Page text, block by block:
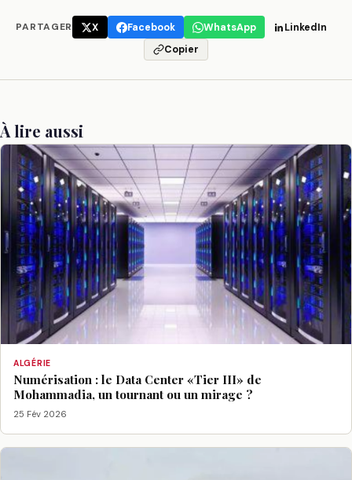
PARTAGER X Facebook WhatsApp
LinkedIn
Copier
À lire aussi
ALGÉRIE
Numérisation : le Data Center «Tier III» de
Mohammadia, un tournant ou un mirage ?
25 Fév 2026